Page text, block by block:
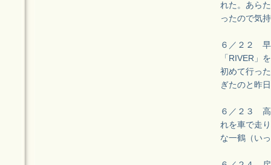
れた。あら
ったので気
６／２２ 早
「RIVER」
初めて行っ
ぎたのと昨
６／２３ 高
れを車で走
な一鶴（い